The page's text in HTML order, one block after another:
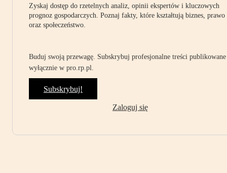
Zyskaj dostęp do rzetelnych analiz, opinii ekspertów i kluczowych
prognoz gospodarczych. Poznaj fakty, które kształtują biznes, prawo
oraz społeczeństwo.
Buduj swoją przewagę. Subskrybuj profesjonalne treści publikowane
wyłącznie w pro.rp.pl.
Subskrybuj!
Zaloguj się